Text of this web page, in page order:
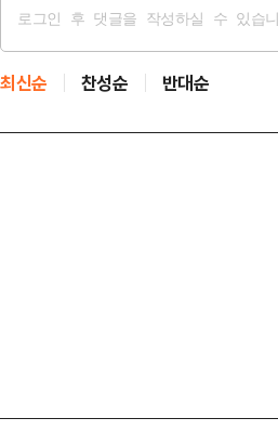
최신순 찬성순 반대순